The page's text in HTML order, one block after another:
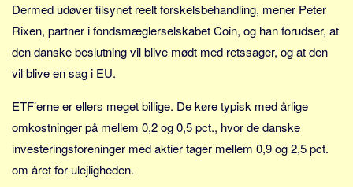
Norge
Thailand
USA
Nøgleord
Dermed udøver tilsynet reelt forskelsbehandling, mener Peter
Rixen, partner i fondsmæglerselskabet Coin, og han forudser, at
den danske beslutning vil blive mødt med retssager, og at den
vil blive en sag i EU.
ETF’erne er ellers meget billige. De køre typisk med årlige
omkostninger på mellem 0,2 og 0,5 pct., hvor de danske
investeringsforeninger med aktier tager mellem 0,9 og 2,5 pct.
om året for ulejligheden.